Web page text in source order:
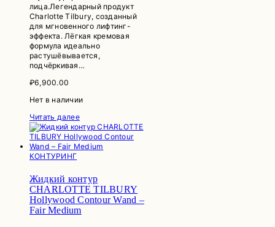
лица.Легендарный продукт
Charlotte Tilbury, созданный
для мгновенного лифтинг-
эффекта. Лёгкая кремовая
формула идеально
растушёвывается,
подчёркивая…
₽6,900.00
Нет в наличии
Читать далее
КОНТУРИНГ
Жидкий контур
CHARLOTTE TILBURY
Hollywood Contour Wand –
Fair Medium